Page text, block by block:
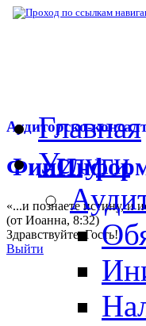
Аудиторско-
«...и познаете истину, и
(от Иоанна, 8:32)
Здравствуйте,Гость!
Выйти
Главная
Услуги